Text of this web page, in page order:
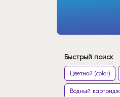
Быстрый поиск
Цветной (color)
Водный картридж